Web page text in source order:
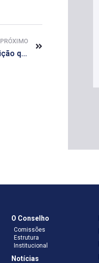
PRÓXIMO
CRF/AL recebe selo de instituição que promove o combate à corrupção
O Conselho
Comissões
Estrutura
Institucional
Notícias